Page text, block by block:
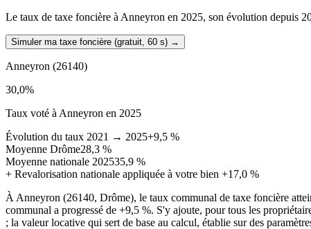
Le taux de taxe foncière à Anneyron en 2025, son évolution depuis
Simuler ma taxe foncière (gratuit, 60 s) →
Anneyron (26140)
30,0%
Taux voté à Anneyron en 2025
Évolution du taux 2021 → 2025+9,5 %
Moyenne Drôme28,3 %
Moyenne nationale 202535,9 %
+ Revalorisation nationale appliquée à votre bien +17,0 %
À Anneyron (26140, Drôme), le taux communal de taxe foncière
communal a progressé de +9,5 %. S'y ajoute, pour tous les
; la valeur locative qui sert de base au calcul, établie sur des